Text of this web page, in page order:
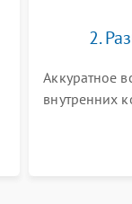
Проблемы с2.
Аккуратное
внутренних